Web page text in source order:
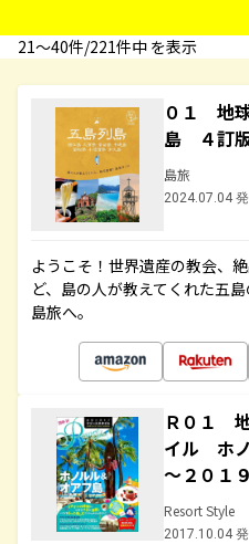
21〜40件/221件中 を表示
０１ 地
島 ４訂
島旅
2024.07.04
ようこそ！世界遺産の教会、
ど、島の人が教えてくれた五
島旅へ。
Ｒ０１
イル ホ
～２０１９
Resort Style
2017.10.04